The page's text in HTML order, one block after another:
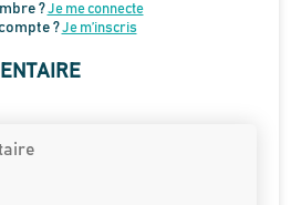
?Je me connecte
?Je m’inscris